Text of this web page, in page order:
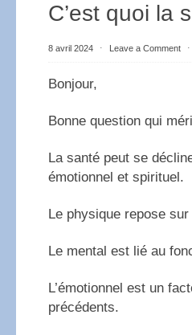
C’est quoi la
8 avril 2024 ⋅ Leave a Comment ⋅
Bonjour,
Bonne question qui
La santé peut se
émotionnel et spirituel.
Le physique repose sur
Le mental est lié au
L’émotionnel est un
précédents.